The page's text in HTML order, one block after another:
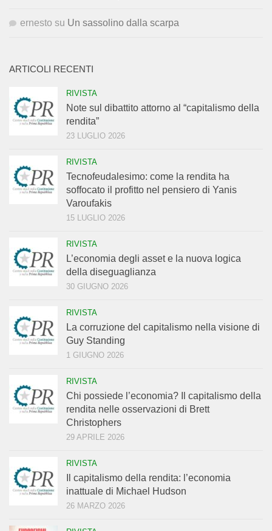
ernesto su Un sassolino dalla scarpa
ARTICOLI RECENTI
RIVISTA
Note sul dibattito attorno al “capitalismo della
rendita”
23 LUGLIO 2026
RIVISTA
Tecnofeudalesimo: come la rendita ha
soffocato il profitto nel pensiero di Yanis
Varoufakis
15 LUGLIO 2026
RIVISTA
L’economia degli asset e la nuova logica
della diseguaglianza
30 GIUGNO 2026
RIVISTA
La corruzione del capitalismo nella visione di
Guy Standing
1 GIUGNO 2026
RIVISTA
Chi possiede l’economia? Il capitalismo della
rendita nelle osservazioni di Brett
Christophers
29 APRILE 2026
RIVISTA
Il capitalismo della rendita: l’economia
inattuale di Michael Hudson
26 MARZO 2026